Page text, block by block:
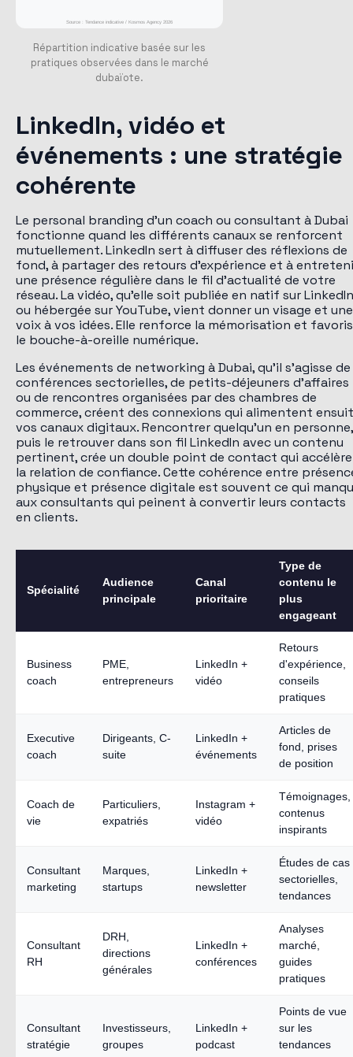
Source : Tendance indicative / Kosmos Agency 2026
Répartition indicative basée sur les
pratiques observées dans le marché
dubaïote.
LinkedIn, vidéo et
événements : une stratégie
cohérente
Le personal branding d'un coach ou consultant à Dubai
fonctionne quand les différents canaux se renforcent
mutuellement. LinkedIn sert à diffuser des réflexions de
fond, à partager des retours d'expérience et à
une présence régulière dans le fil d'actualité de votre
réseau. La vidéo, qu'elle soit publiée en natif sur LinkedIn
ou hébergée sur YouTube, vient donner un visage et une
voix à vos idées. Elle renforce la mémorisation et
le bouche-à-oreille numérique.
Les événements de networking à Dubai, qu'il s'agisse de
conférences sectorielles, de petits-déjeuners d'affaires
ou de rencontres organisées par des chambres de
commerce, créent des connexions qui alimentent
vos canaux digitaux. Rencontrer quelqu'un en personne,
puis le retrouver dans son fil LinkedIn avec un contenu
pertinent, crée un double point de contact qui accélère
la relation de confiance. Cette cohérence entre
physique et présence digitale est souvent ce qui
aux consultants qui peinent à convertir leurs contacts
en clients.
Spécialité
Audience
principale
Canal
prioritaire
Type de
contenu le
plus
engageant
Business
coach
PME,
entrepreneurs
LinkedIn +
vidéo
Retours
d'expérience,
conseils
pratiques
Executive
coach
Dirigeants, C-
suite
LinkedIn +
événements
Articles de
fond, prises
de position
Coach de
vie
Particuliers,
expatriés
Instagram +
vidéo
Témoignages,
contenus
inspirants
Consultant
marketing
Marques,
startups
LinkedIn +
newsletter
Études de cas
sectorielles,
tendances
Consultant
RH
DRH,
directions
générales
LinkedIn +
conférences
Analyses
marché,
guides
pratiques
Consultant
stratégie
Investisseurs,
groupes
LinkedIn +
podcast
Points de vue
sur les
tendances